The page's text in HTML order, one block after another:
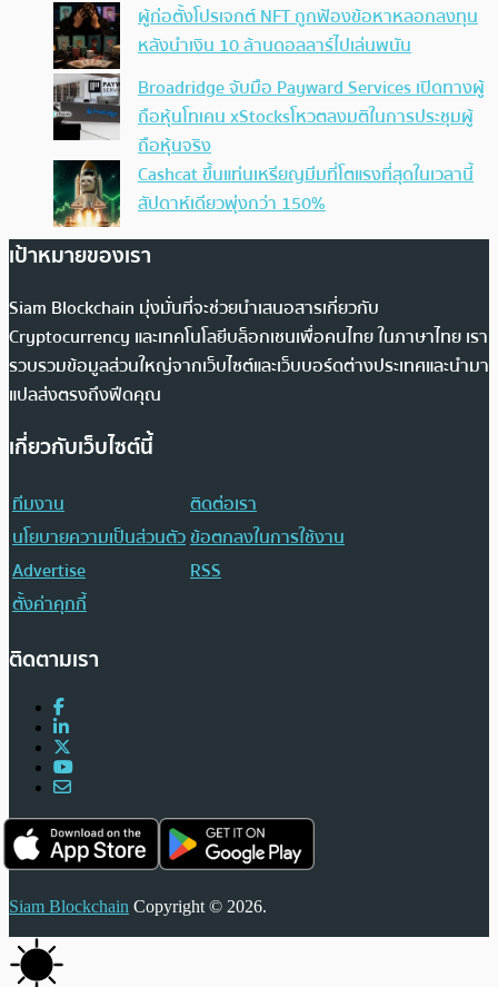
ผู้ก่อตั้งโปรเจกต์ NFT ถูกฟ้องข้อหาหลอกลงทุน
หลังนำเงิน 10 ล้านดอลลาร์ไปเล่นพนัน
Broadridge จับมือ Payward Services เปิดทางผู้
ถือหุ้นโทเคน xStocksโหวตลงมติในการประชุมผู้
ถือหุ้นจริง
Cashcat ขึ้นแท่นเหรียญมีมที่โตแรงที่สุดในเวลานี้
สัปดาห์เดียวพุ่งกว่า 150%
เป้าหมายของเรา
Siam Blockchain มุ่งมั่นที่จะช่วยนำเสนอสารเกี่ยวกับ
Cryptocurrency และเทคโนโลยีบล็อกเชนเพื่อคนไทย ในภาษาไทย เรา
รวบรวมข้อมูลส่วนใหญ่จากเว็บไซต์และเว็บบอร์ดต่างประเทศและนำมา
แปลส่งตรงถึงฟีดคุณ
เกี่ยวกับเว็บไซต์นี้
ทีมงาน
ติดต่อเรา
นโยบายความเป็นส่วนตัวข้อตกลงในการใช้งาน
Advertise
RSS
ตั้งค่าคุกกี้
ติดตามเรา
Siam Blockchain Copyright © 2026.